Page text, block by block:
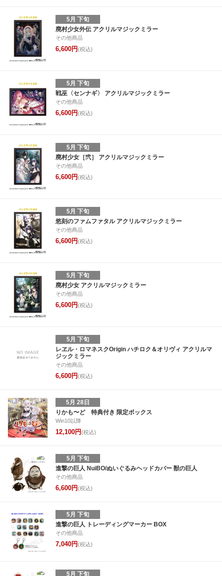
5月 下旬
廃村少女外伝 アクリルマジックミラー
その他商品
6,600円(税込)
5月 下旬
戦巫〈センナギ〉 アクリルマジックミラー
その他商品
6,600円(税込)
5月 下旬
廃村少女［弐］ アクリルマジックミラー
その他商品
6,600円(税込)
5月 下旬
悠刻のファムファタル アクリルマジックミラー
その他商品
6,600円(税込)
5月 下旬
廃村少女 アクリルマジックミラー
その他商品
6,600円(税込)
5月 下旬
レヱル・ロマネスクOrigin ハチロク＆オリヴィ アクリルマ
ジックミラー
その他商品
6,600円(税込)
5月 28日
りかも〜ど 特典付き 限定ボックス
Win10以降
12,100円(税込)
5月 下旬
進撃の巨人 NuiBO/ぬいぐるみヘッドカバー 獣の巨人
その他商品
6,600円(税込)
5月 下旬
進撃の巨人 トレーディングマーカー BOX
その他商品
7,040円(税込)
5月 下旬